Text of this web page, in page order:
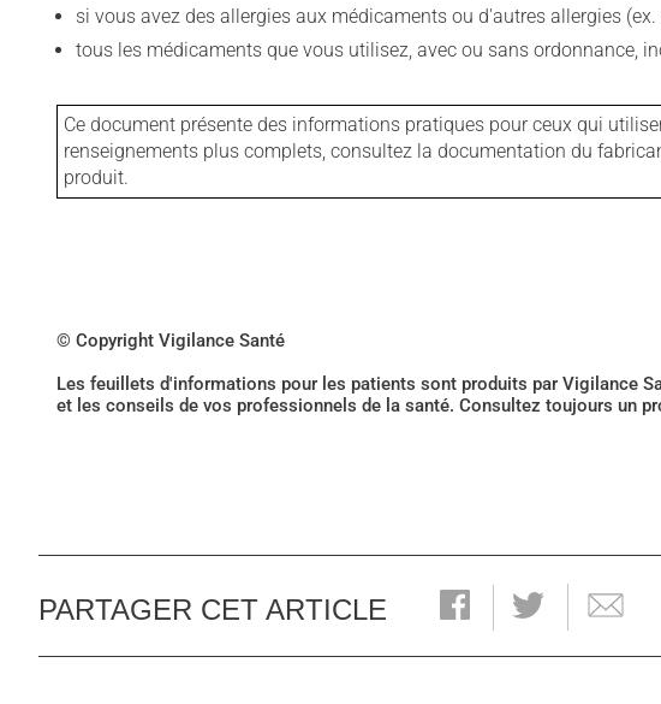
si vous avez des allergies aux médicaments ou d'autres allergies
tous les médicaments que vous utilisez, avec ou sans ordonnance,
Ce document présente des informations pratiques pour ceux qui
renseignements plus complets, consultez la documentation du
produit.
© Copyright Vigilance Santé
Les feuillets d'informations pour les patients sont produits par Vigilance
et les conseils de vos professionnels de la santé. Consultez toujours un
PARTAGER CET ARTICLE